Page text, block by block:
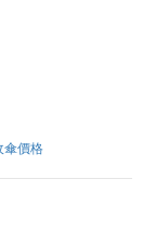
傘價格